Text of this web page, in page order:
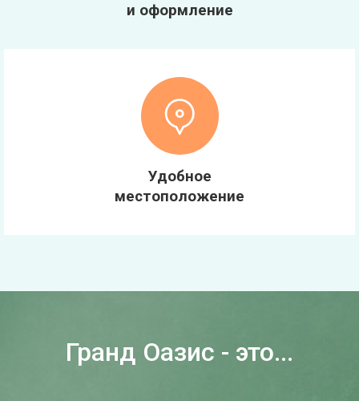
и оформление
Удобное
местоположение
Гранд Оазис - это...